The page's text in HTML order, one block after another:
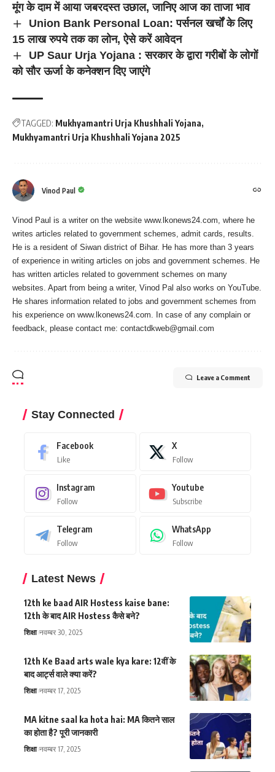
मूंग के दाम में आया जबरदस्त उछाल, जानिए आज का ताजा भाव
Union Bank Personal Loan: पर्सनल खर्चों के लिए
15 लाख रुपये तक का लोन, ऐसे करें आवेदन
UP Saur Urja Yojana : सरकार के द्वारा गरीबों के लोगों
को सौर ऊर्जा के कनेक्शन दिए जाएंगे
TAGGED: Mukhyamantri Urja Khushhali Yojana
Mukhyamantri Urja Khushhali Yojana 2025
Vinod Paul
Vinod Paul is a writer on the website www.lkonews24.com, where he
writes articles related to government schemes, admit cards, results.
He is a resident of Siwan district of Bihar. He has more than 3 years
of experience in writing articles on jobs and government schemes. He
has written articles related to government schemes on many
websites. Apart from being a writer, Vinod Pal also works on YouTube.
He shares information related to jobs and government schemes from
his experience on www.lkonews24.com. In case of any complain or
feedback, please contact me: contactdkweb@gmail.com
Leave a Comment
Stay Connected
Facebook
Like
X
Follow
Instagram
Follow
Youtube
Subscribe
Telegram
Follow
WhatsApp
Follow
Latest News
12th ke baad AIR Hostess kaise bane:
12th के बाद AIR Hostess कैसे बने?
शिक्षा नवम्बर 30, 2025
12th Ke Baad arts wale kya kare: 12वीं के
बाद आर्ट्स वाले क्या करें?
शिक्षा नवम्बर 17, 2025
MA kitne saal ka hota hai: MA कितने साल
का होता है? पूरी जानकारी
शिक्षा नवम्बर 17, 2025